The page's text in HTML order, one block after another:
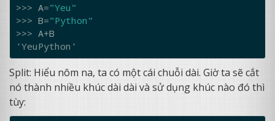
>>> A="Yeu"
>>> B="Python"
>>> A+B
'YeuPython'
Split: Hiểu nôm na, ta có một cái chuỗi dài. Giờ ta sẽ cắt
nó thành nhiều khúc dài dài và sử dụng khúc nào đó thì
tùy: